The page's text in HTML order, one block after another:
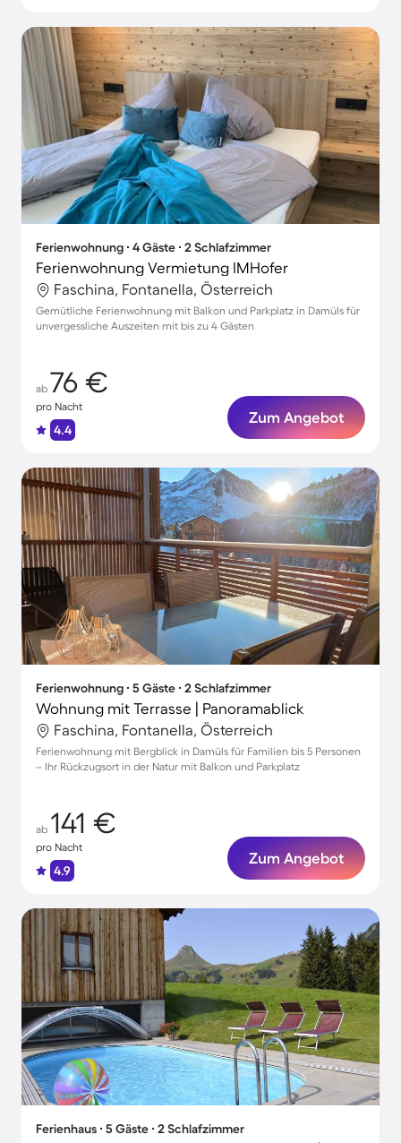
Ferienwohnung ∙ 4 Gäste ∙ 2 Schlafzimmer
Ferienwohnung Vermietung IMHofer
Faschina, Fontanella, Österreich
Gemütliche Ferienwohnung mit Balkon und Parkplatz in Damüls für
unvergessliche Auszeiten mit bis zu 4 Gästen
ab 76 €
pro Nacht
4.4
Zum Angebot
Ferienwohnung ∙ 5 Gäste ∙ 2 Schlafzimmer
Wohnung mit Terrasse | Panoramablick
Faschina, Fontanella, Österreich
Ferienwohnung mit Bergblick in Damüls für Familien bis 5 Personen
– Ihr Rückzugsort in der Natur mit Balkon und Parkplatz
ab 141 €
pro Nacht
4.9
Zum Angebot
Ferienhaus ∙ 5 Gäste ∙ 2 Schlafzimmer